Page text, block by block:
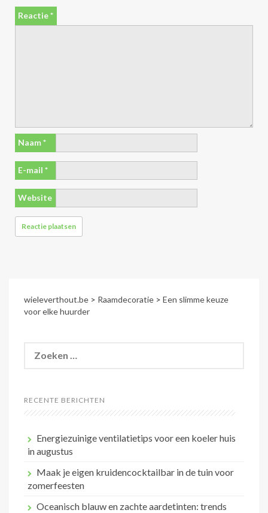
Reactie*
Naam*
E-mail *
Website
wieleverthout.be > Raamdecoratie > Een slimme keuze
voor elke huurder
naar:
RECENTE BERICHTEN
Energiezuinige ventilatietips voor een koeler huis
in augustus
Maak je eigen kruidencocktailbar in de tuin voor
zomerfeesten
Oceanisch blauw en zachte aardetinten: trends